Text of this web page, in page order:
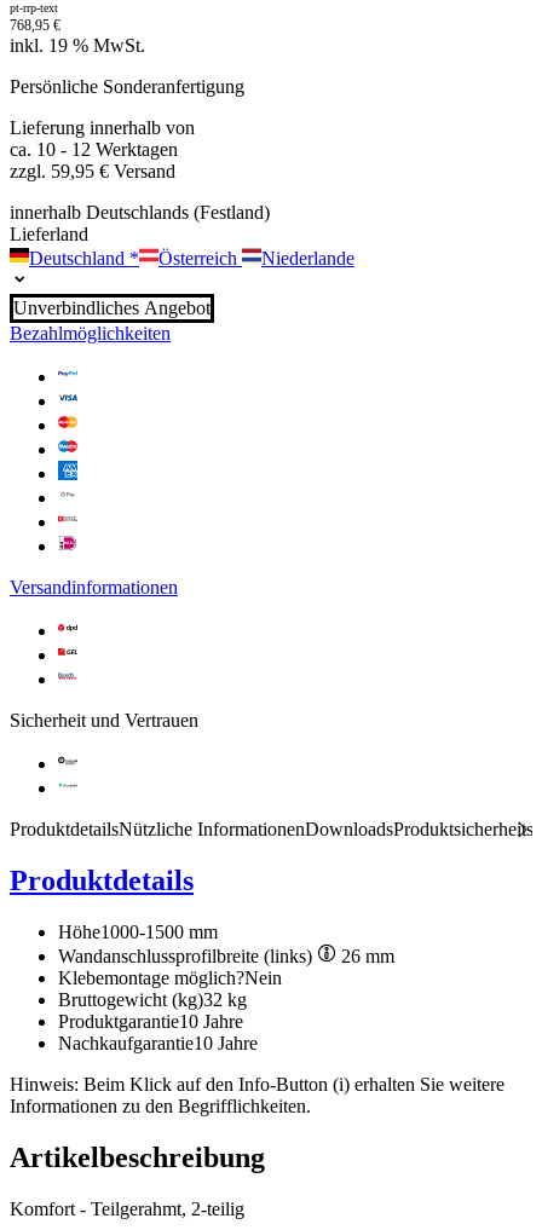
pt-rrp-text
768,95 €
inkl. 19 % MwSt.
Persönliche Sonderanfertigung
Lieferung innerhalb von
ca. 10 - 12 Werktagen
zzgl. 59,95 € Versand
innerhalb Deutschlands (Festland)
Lieferland
Deutschland * Österreich Niederlande
Unverbindliches Angebot
Bezahlmöglichkeiten
Versandinformationen
Sicherheit und Vertrauen
Produktdetails
Produktdetails
Höhe1000-1500 mm
Wandanschlussprofilbreite (links)
26 mm
Klebemontage möglich?Nein
Bruttogewicht (kg)32 kg
Produktgarantie10 Jahre
Nachkaufgarantie10 Jahre
Hinweis: Beim Klick auf den Info-Button (i) erhalten Sie weitere
Informationen zu den Begrifflichkeiten.
Nützliche InformationenDownloads
Artikelbeschreibung
Komfort - Teilgerahmt, 2-teilig